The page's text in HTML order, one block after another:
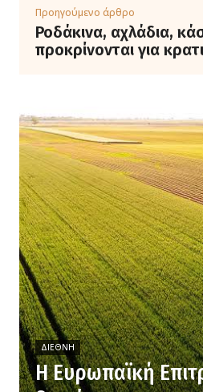
Προηγούμενο άρθρο
Ροδάκινα, αχλάδια,
προκρίνονται για
ΔΙΕΘΝΉ
H Ευρωπαϊκή